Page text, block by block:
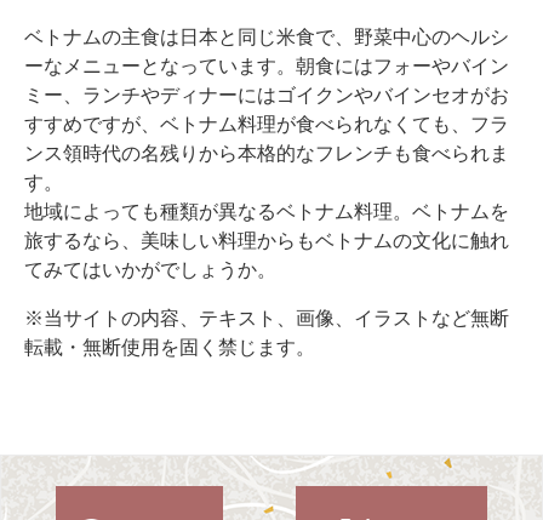
ベトナムの主食は日本と同じ米食で、野菜中心のヘルシ
ーなメニューとなっています。朝食にはフォーやバイン
ミー、ランチやディナーにはゴイクンやバインセオがお
すすめですが、ベトナム料理が食べられなくても、フラ
ンス領時代の名残りから本格的なフレンチも食べられま
す。
地域によっても種類が異なるベトナム料理。ベトナムを
旅するなら、美味しい料理からもベトナムの文化に触れ
てみてはいかがでしょうか。
※当サイトの内容、テキスト、画像、イラストなど無断
転載・無断使用を固く禁じます。